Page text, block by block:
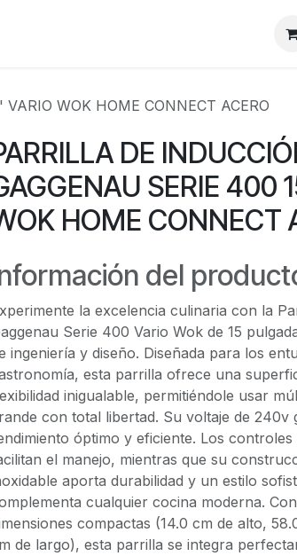
WOK HOME CONNECT ACERO
DE
SERIE 400
HOME CONNECT
del
la excelencia culinaria con la
Serie 400 Vario Wok de 15
ingeniería y diseño. Diseñada para los
esta parrilla ofrece una
inigualable, permitiéndole usar
con total libertad. Su voltaje de 240v
óptimo y eficiente. Los
el manejo, mientras que su
aporta durabilidad y un estilo
cualquier cocina moderna.
compactas (14.0 cm de alto,
de largo), esta parrilla se integra